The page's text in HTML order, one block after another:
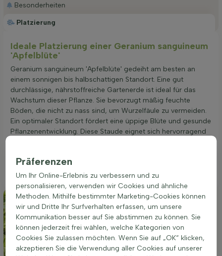
Platzierung
Besonderheiten
Ideale Platzierung einer Geranium sanguineum
'Apfelblüte'
Geranium sanguineum 'Apfelblüte' gedeiht am besten an
einem sonnigen bis halbschattigen Standort. Eine gut
durchlässige, nährstoffreiche Gartenerde ist ideal für das
Wachstum dieser Pflanze. Sie bevorzugt mäßig feuchte
Böden, die nicht zu nass sind, um Wurzelfäule zu vermeiden.
Ein optimaler Standort fördert eine üppige Blüte und gesunde
Pflanzenentwicklung. Diese Staude eignet sich hervorragend
die Vitalität und Blühfreudigkeit von Geranium sanguineum
'Apfelblüte'.
Präferenzen
Um Ihr Online-Erlebnis zu verbessern und zu
personalisieren, verwenden wir Cookies und ähnliche
Methoden. Mithilfe bestimmter Marketing-Cookies können
wir und Dritte Ihr Surfverhalten erfassen, um unsere
Kommunikation besser auf Sie abstimmen zu können. Sie
können jederzeit frei wählen, welche Kategorien von
Cookies Sie zulassen möchten. Wenn Sie auf „OK“ klicken,
akzeptieren Sie die Verwendung aller Cookies auf unserer